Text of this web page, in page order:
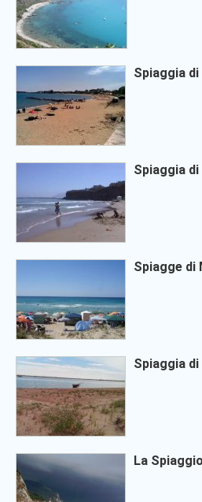
Spiaggia
Spiaggia
Spiagge di
Spiaggia
La